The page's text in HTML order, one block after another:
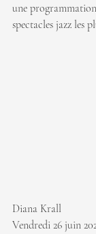
une
spectacles jazz les
Diana Krall
Vendredi 26 juin